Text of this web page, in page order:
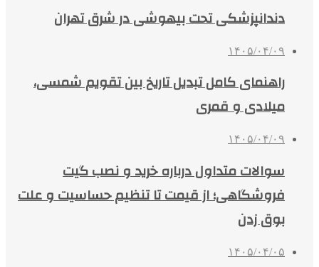
دندانپزشکی تحت بیهوشی در شرق تهران
۱۴۰۵/۰۴/۰۹
راهنمای کامل تبدیل تاریخ بین تقویم شمسی،
میلادی و قمری
۱۴۰۵/۰۴/۰۹
سوالات متداول درباره خرید و نصب گیت
فروشگاهی؛ از قیمت تا تنظیم حساسیت و علت
بوق زدن
۱۴۰۵/۰۴/۰۵